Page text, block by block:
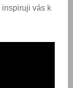
inspiruji vás k